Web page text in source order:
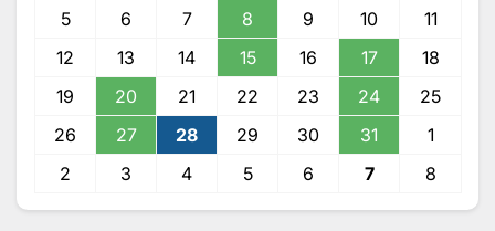
5
6 7 8 9 10
11
12
13 14 15 16 17
18
19
20 21 22 23 24
25
26
27 28 29 30 31
1
2
3 4 5 6 7 8